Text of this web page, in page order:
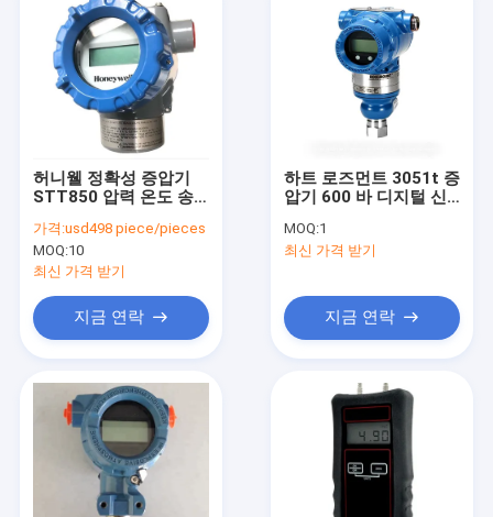
제품
우리에 대하여
공장 견학
인용문을 요구하세요
디지털 압력 계측기
스테인레스 강 압력계
정확성 증압기
허니웰 정확성 증압기
STT850 압력 온도 송
가격:usd498 piece/pieces
MOQ:10
최신 가격 받기
지금 연락
하트 로즈먼트 3051t 증
압기 600 바 디지털 신
MOQ:1
최신 가격 받기
지금 연락